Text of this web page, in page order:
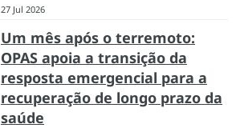
27 Jul 2026
Um mês após o terremoto:
OPAS apoia a transição da
resposta emergencial para a
recuperação de longo prazo da
saúde